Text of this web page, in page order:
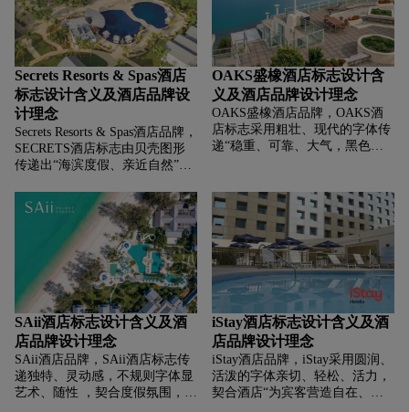
重，整体风格简洁亲和。
Secrets Resorts & Spas酒店
标志设计含义及酒店品牌设
计理念
Secrets Resorts & Spas酒店品牌，‌‌‌
SECRETS酒店标志由贝壳图形
传递出“海滨度假、亲近自然”的
壳容纳珍珠般，私密、珍贵、放
松的度假环境。金色显高端、奢
华，灰色与手写体传递优雅、质
感，整体风格精致典雅，诠释品
牌“将高端私密与优雅体验融
合，打造奢华、难忘的度假时
光”的基因，吸引追求私密奢华
度假与身心疗愈的客群。
OAKS盛橡酒店标志设计含
义及酒店品牌设计理念
OAKS盛橡酒店品牌，‌‌‌OAKS酒
店标志采用粗壮、现代的字体传
递“稳重、可靠、大气，黑色字
审美，
SAii酒店标志设计含义及酒
店品牌设计理念
SAii酒店品牌，‌‌‌SAii酒店标志传
递独特、灵动感，不规则字体显
艺术、随性 ，契合度假氛围，传
iStay酒店标志设计含义及酒
店品牌设计理念
iStay酒店品牌，‌‌‌iStay采用圆润、
活泼的字体亲切、轻松、活力，
契合酒店“为宾客营造自在、舒